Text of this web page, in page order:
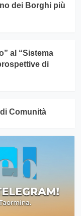
dei Borghi più
al “Sistema
di
Comunità